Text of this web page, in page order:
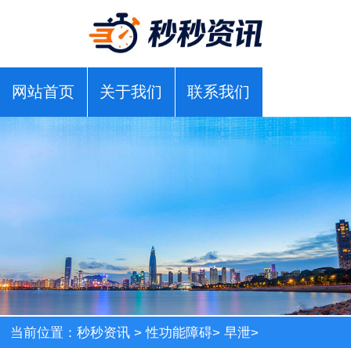
网站首页 关于我们 联系我们
当前位置：秒秒资讯 >性功能障碍>早泄>